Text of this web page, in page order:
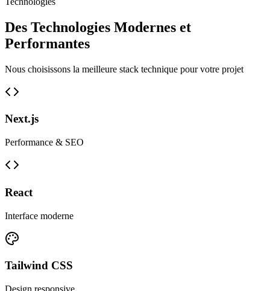
Des Technologies Modernes et
Performantes
Nous choisissons la meilleure stack technique pour votre projet
Next.js
Performance & SEO
React
Interface moderne
Tailwind CSS
Design responsive